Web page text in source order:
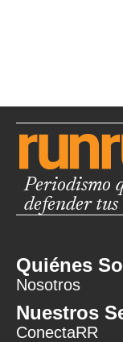
Periodismo
defender tus
Quiénes
Nosotros
Nuestros
ConectaRR